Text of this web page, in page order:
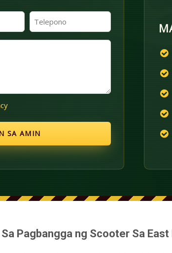
Telepono
(Kinakailangan)
Pagbangga ng Scooter Sa